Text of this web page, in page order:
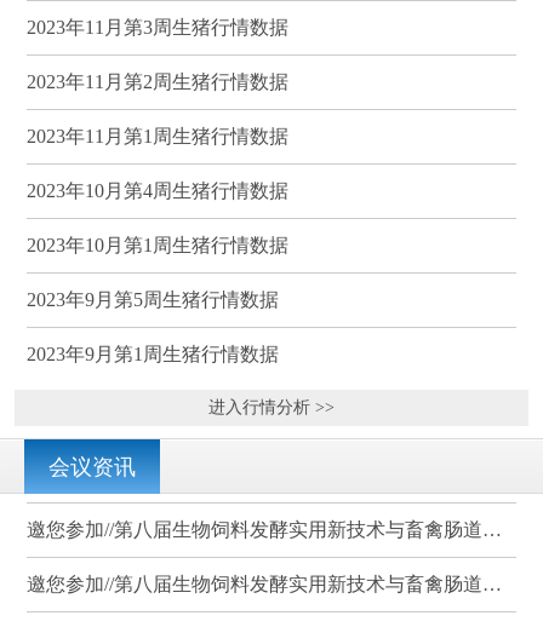
2023年11月第3周生猪行情数据
2023年11月第2周生猪行情数据
2023年11月第1周生猪行情数据
2023年10月第4周生猪行情数据
2023年10月第1周生猪行情数据
2023年9月第5周生猪行情数据
2023年9月第1周生猪行情数据
进入行情分析 >>
会议资讯
邀您参加//第八届生物饲料发酵实用新技术与畜禽肠道健康、营养科学研讨会（武汉）
邀您参加//第八届生物饲料发酵实用新技术与畜禽肠道健康、营养科学研讨会（武汉）